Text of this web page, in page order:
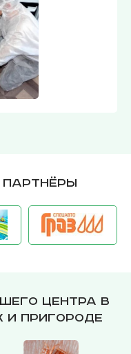
центра в
и пригороде